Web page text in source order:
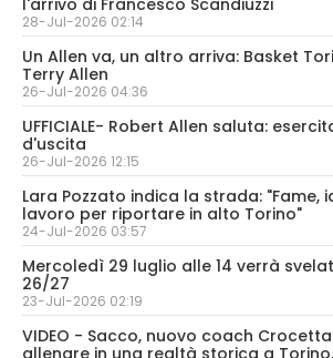
l'arrivo di Francesco Scandiuzzi
28-Jul-2026 02:14
Un Allen va, un altro arriva: Basket
Terry Allen
26-Jul-2026 04:36
UFFICIALE- Robert Allen saluta:
d'uscita
26-Jul-2026 12:15
Lara Pozzato indica la strada: "Fame,
lavoro per riportare in alto Torino"
24-Jul-2026 03:57
Mercoledì 29 luglio alle 14 verrà
26/27
23-Jul-2026 02:19
VIDEO - Sacco, nuovo coach